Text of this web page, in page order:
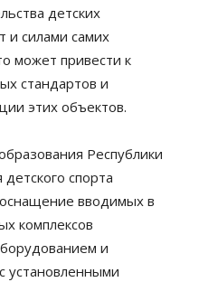
детских
и силами самих
может привести к
стандартов и
этих объектов.
Республики
спорта
вводимых в
комплексов
и
установленными